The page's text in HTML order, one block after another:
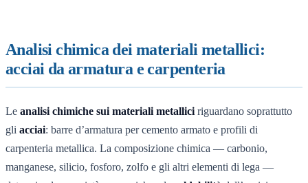
Analisi chimica dei materiali metallici:
acciai da armatura e carpenteria
Le analisi chimiche sui materiali metallici riguardano soprattutto
gli acciai: barre d’armatura per cemento armato e profili di
carpenteria metallica. La composizione chimica — carbonio,
manganese, silicio, fosforo, zolfo e gli altri elementi di lega —